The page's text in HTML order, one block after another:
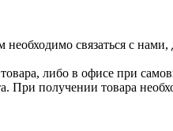
связаться с
либо в офисе при
При получении товара